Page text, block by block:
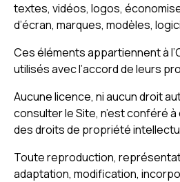
textes, vidéos, logos,
d’écran, marques, modèles,
Ces éléments appartiennent à
utilisés avec l’accord de leurs
Aucune licence, ni aucun droit
consulter le Site, n’est conféré
des droits de propriété
Toute reproduction,
adaptation, modification,